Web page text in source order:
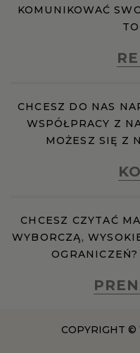
KOMUNIKOWAĆ
CHCESZ DO NAS
WSPÓŁPRACY Z
MOŻESZ SIĘ Z
CHCESZ CZYTAĆ
WYBORCZĄ,
COPYRIGHT ©